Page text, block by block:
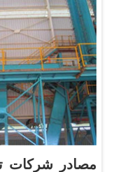
مصادر شركات